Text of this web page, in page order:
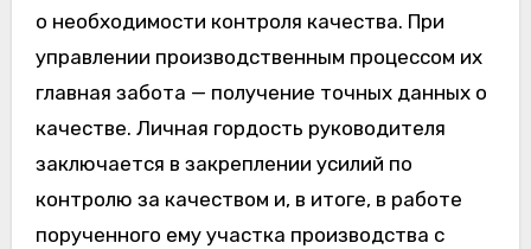
о необходимости контроля качества. При
управлении производственным процессом их
главная забота — получение точных данных о
качестве. Личная гордость руководителя
заключается в закреплении усилий по
контролю за качеством и, в итоге, в работе
порученного ему участка производства с